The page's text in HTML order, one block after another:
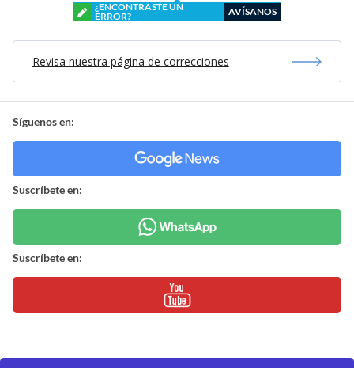
¿ENCONTRASTE UN
ERROR?
AVÍSANOS
Revisa nuestra página de correcciones
Síguenos en:
Suscríbete en:
Suscríbete en: